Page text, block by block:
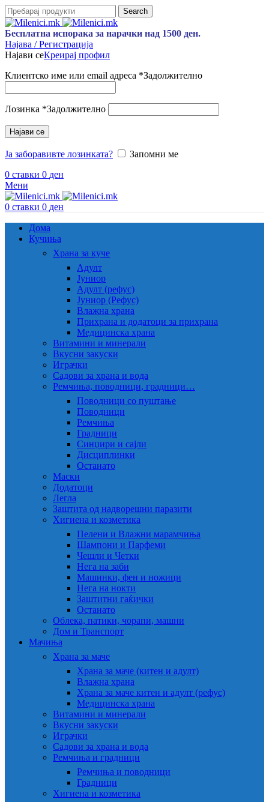
Search
Бесплатна испорака за нарачки над 1500 ден.
Најава / Регистрација
Најави сеКреирај профил
Клиентско име или email адреса *Задолжително
Лозинка *Задолжително
Најави се
Ја заборавивте лозинката?
Запомни ме
0 ставки 0 ден
Мени
0 ставки 0 ден
Дома
Кучиња
Храна за куче
Адулт
Јуниор
Адулт (рефус)
Јуниор (Рефус)
Влажна храна
Прихрана и додатоци за прихрана
Медицинска храна
Витамини и минерали
Вкусни закуски
Играчки
Садови за храна и вода
Ремчиња, поводници, градници…
Поводници со пуштање
Поводници
Ремчиња
Градници
Синџири и сајли
Дисциплинки
Останато
Маски
Додатоци
Легла
Заштита од надворешни паразити
Хигиена и козметика
Пелени и Влажни марамчиња
Шампони и Парфеми
Чешли и Четки
Нега на заби
Машинки, фен и ножици
Нега на нокти
Заштитни гаќички
Останато
Облека, патики, чорапи, машни
Дом и Транспорт
Мачиња
Храна за маче
Храна за маче (китен и адулт)
Влажна храна
Храна за маче китен и адулт (рефус)
Медицинска храна
Витамини и минерали
Вкусни закуски
Играчки
Садови за храна и вода
Ремчиња и градници
Ремчиња и поводници
Градници
Хигиена и козметика